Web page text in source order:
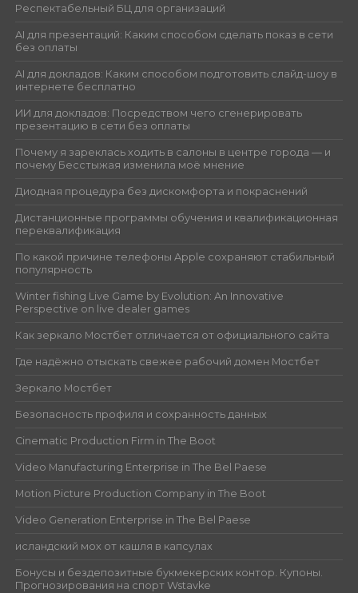
Респектабельный БЦ для организаций
AI для презентаций: Каким способом сделать показ в сети
без оплаты
AI для докладов: Каким способом подготовить слайд-шоу в
интернете бесплатно
ИИ для докладов: Посредством чего сгенерировать
презентацию в сети без оплаты
Почему я зареклась ходить в салоны в центре города — и
почему Бесстыжая изменила моё мнение
Диодная процедура без дискомфорта и покраснений
Дистанционные программы обучения и квалификационная
переквалификация
По какой причине телефоны Apple сохраняют стабильный
популярность
Winter fishing Live Game by Evolution: An Innovative
Perspective on live dealer games
Как зеркало Мостбет отличается от официального сайта
Где надёжно отыскать свежее рабочий домен Мостбет
Зеркало Мостбет
Безопасность профиля и сохранность данных
Cinematic Production Firm in The Boot
Video Manufacturing Enterprise in The Bel Paese
Motion Picture Production Company in The Boot
Video Generation Enterprise in The Bel Paese
исландский мох от кашля в капсулах
Бонусы и бездепозитные букмекерских контор. Купоны.
Прогнозирования на спорт Wstavke